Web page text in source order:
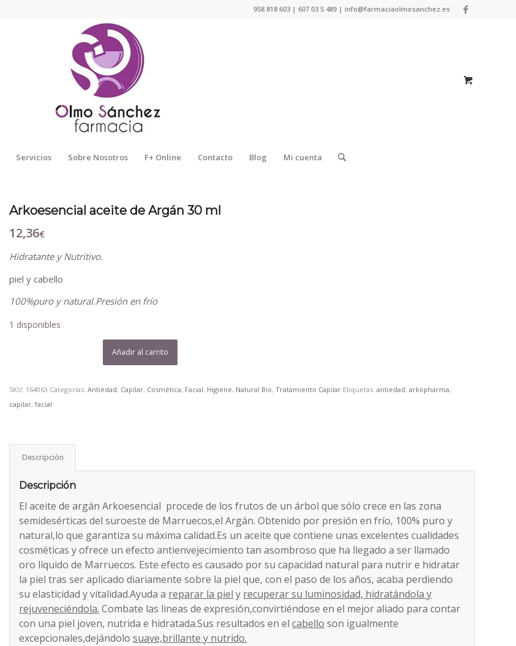
958 818 603 | 607 03 5 489 | info@farmaciaolmosanchez.es
Servicios Sobre Nosotros F+ Online Contacto Blog Mi cuenta
Arkoesencial aceite de Argán 30 ml
12,36€
Hidratante y Nutritivo.
piel y cabello
100%puro y natural.Presión en frío
1 disponibles
Añadir al carrito
SKU: 164063 Categorías:Antiedad, Capilar, Cosmética, Facial, Higiene, Natural Bio,Tratamiento Capilar Etiquetas:antiedad,arkopharma,
capilar,facial
Descripción
Descripción
El aceite de argán Arkoesencial procede de los frutos de un árbol que sólo crece en las zona
semidesérticas del suroeste de Marruecos,el Argán. Obtenido por presión en frío, 100% puro y
natural,lo que garantiza su máxima calidad.Es un aceite que contiene unas excelentes cualidades
cosméticas y ofrece un efecto antienvejecimiento tan asombroso que ha llegado a ser llamado
oro líquido de Marruecos. Este efecto es causado por su capacidad natural para nutrir e hidratar
la piel tras ser aplicado diariamente sobre la piel que, con el paso de los años, acaba perdiendo
su elasticidad y vitalidad.Ayuda a reparar la piel y recuperar su luminosidad, hidratándola y
rejuveneciéndola. Combate las lineas de expresión,convirtiéndose en el mejor aliado para contar
con una piel joven, nutrida e hidratada.Sus resultados en elcabello son igualmente
excepcionales,dejándolosuave,brillante y nutrido.